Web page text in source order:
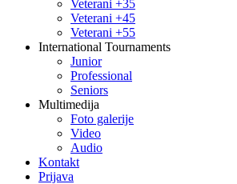
Veterani +35
Veterani +45
Veterani +55
International Tournaments
Junior
Professional
Seniors
Multimedija
Foto galerije
Video
Audio
Kontakt
Prijava